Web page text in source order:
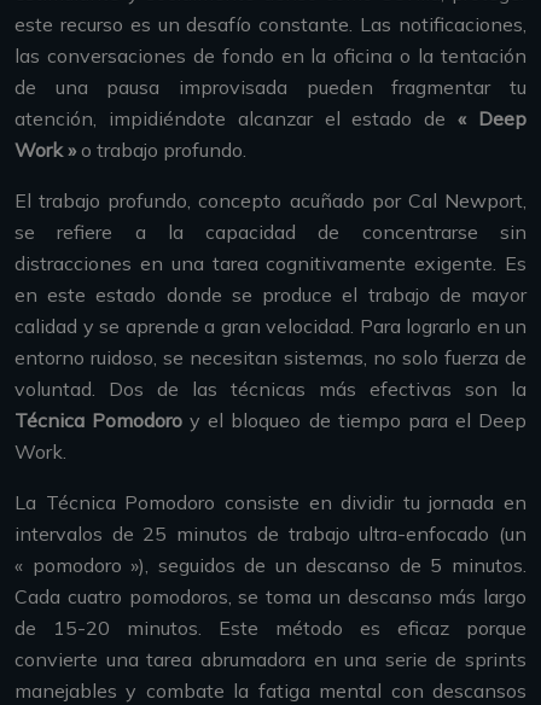
este recurso es un desafío constante. Las notificaciones,
las conversaciones de fondo en la oficina o la tentación
de una pausa improvisada pueden fragmentar tu
atención, impidiéndote alcanzar el estado de« Deep
Work »o trabajo profundo.
El trabajo profundo, concepto acuñado por Cal Newport,
se refiere a la capacidad de concentrarse sin
distracciones en una tarea cognitivamente exigente. Es
en este estado donde se produce el trabajo de mayor
calidad y se aprende a gran velocidad. Para lograrlo en un
entorno ruidoso, se necesitan sistemas, no solo fuerza de
voluntad. Dos de las técnicas más efectivas son la
Técnica Pomodoro y el bloqueo de tiempo para el Deep
Work.
La Técnica Pomodoro consiste en dividir tu jornada en
intervalos de 25 minutos de trabajo ultra-enfocado (un
« pomodoro »), seguidos de un descanso de 5 minutos.
Cada cuatro pomodoros, se toma un descanso más largo
de 15-20 minutos. Este método es eficaz porque
convierte una tarea abrumadora en una serie de sprints
manejables y combate la fatiga mental con descansos